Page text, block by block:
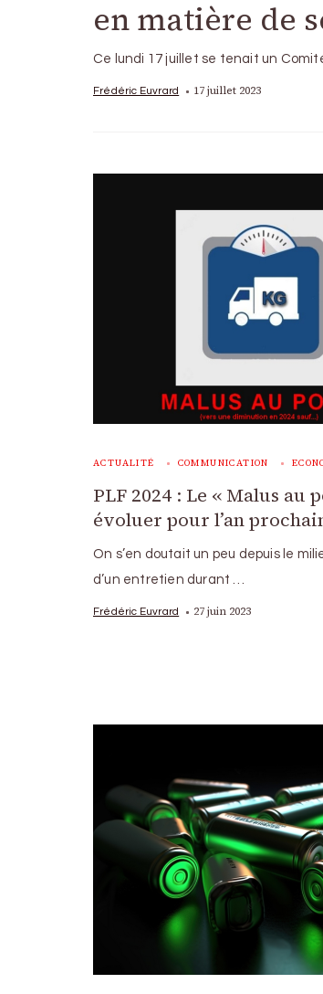
en matière de
Ce lundi 17 juillet se tenait un
Frédéric Euvrard 17 juillet 2023
ACTUALITÉ COMMUNICATION
PLF 2024 : Le « Malus au
évoluer pour l’an
On s’en doutait un peu depuis le
d’un entretien durant …
Frédéric Euvrard 27 juin 2023